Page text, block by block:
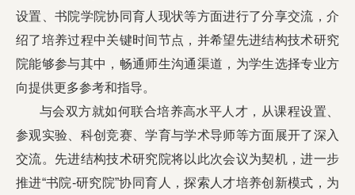
设置、书院学院协同育人现状等方面进行了分享交流，介
绍了培养过程中关键时间节点，并希望先进结构技术研究
院能够参与其中，畅通师生沟通渠道，为学生选择专业方
向提供更多参考和指导。
与会双方就如何联合培养高水平人才，从课程设置、
参观实验、科创竞赛、学育与学术导师等方面展开了深入
交流。先进结构技术研究院将以此次会议为契机，进一步
推进“书院-研究院”协同育人，探索人才培养创新模式，为